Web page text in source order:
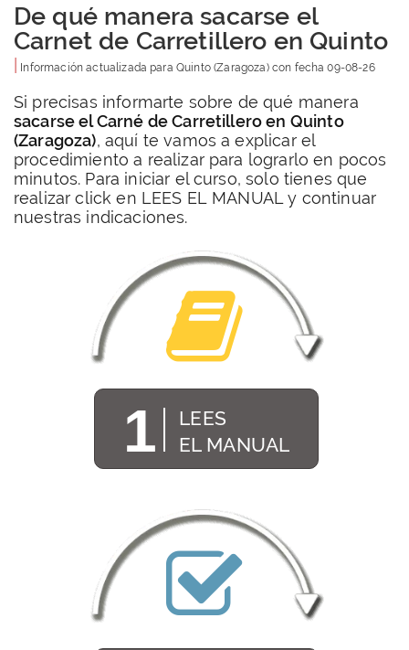
De qué manera sacarse el
Carnet de Carretillero en Quinto
Información actualizada para Quinto(Zaragoza) con fecha09-08-26
Si precisas informarte sobre de qué manera
sacarse el Carné de Carretillero en Quinto
(Zaragoza), aquí te vamos a explicar el
procedimiento a realizar para lograrlo en pocos
minutos. Para iniciar el curso, solo tienes que
realizar click en LEES EL MANUAL y continuar
nuestras indicaciones.
1
LEES
EL MANUAL